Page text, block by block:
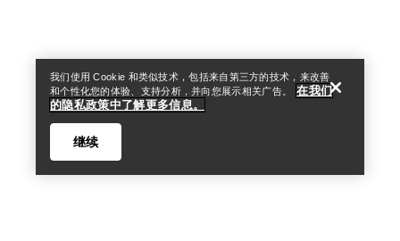
我们使用 Cookie 和类似技术，包括来自第三方的技术，来改善
和个性化您的体验、支持分析，并向您展示相关广告。
在我们
的隐私政策中了解更多信息。
继续